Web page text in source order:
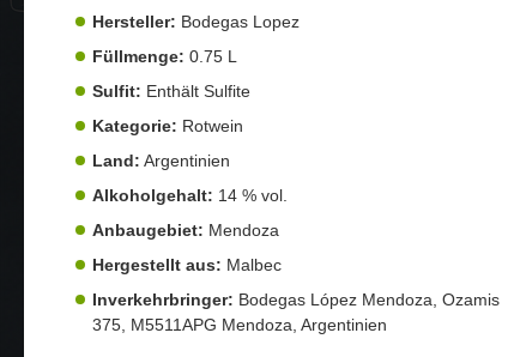
Hersteller: Bodegas Lopez
Füllmenge: 0.75 L
Sulfit: Enthält Sulfite
Kategorie: Rotwein
Land: Argentinien
Alkoholgehalt: 14 % vol.
Anbaugebiet: Mendoza
Hergestellt aus: Malbec
Inverkehrbringer: Bodegas López Mendoza, Ozamis
375, M5511APG Mendoza, Argentinien